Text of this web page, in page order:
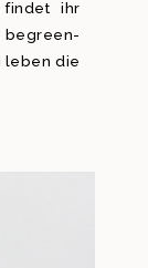
findet ihr
leben die